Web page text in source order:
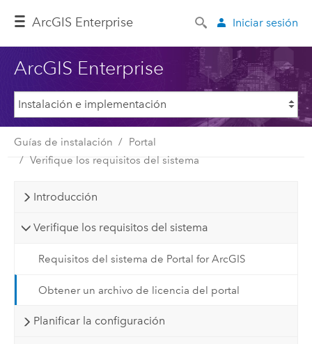
ArcGIS Enterprise Iniciar sesión
ArcGIS Enterprise
Guías de instalación
Portal
Verifique los requisitos del sistema
Introducción
Verifique los requisitos del sistema
Requisitos del sistema de Portal for ArcGIS
Obtener un archivo de licencia del portal
Planificar la configuración